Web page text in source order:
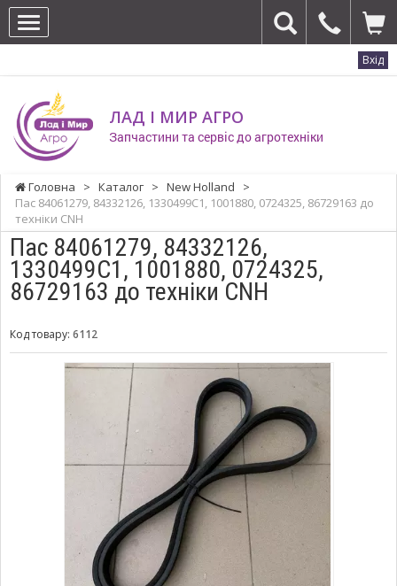
Вхід
ЛАД І МИР АГРО
Запчастини та сервіс до агротехніки
Головна > Каталог > New Holland
>
Пас 84061279, 84332126, 1330499C1, 1001880, 0724325, 86729163 до
техніки CNH
Пас 84061279, 84332126,
1330499C1, 1001880, 0724325,
86729163 до техніки CNH
Код товару: 6112